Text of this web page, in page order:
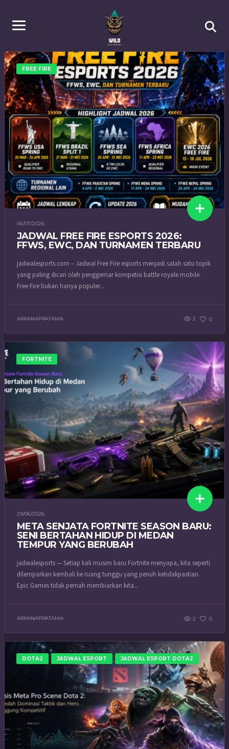
FREE FIRE
06/07/2026
JADWAL FREE FIRE ESPORTS 2026:
FFWS, EWC, DAN TURNAMEN TERBARU
jadwalesports.com – Jadwal Free Fire esports menjadi salah satu topik
yang paling dicari oleh penggemar kompetisi battle royale mobile.
Free Fire bukan hanya populer...
ARKANAPRATAMA 2 0
FORTNITE
29/06/2026
META SENJATA FORTNITE SEASON BARU:
SENI BERTAHAN HIDUP DI MEDAN
TEMPUR YANG BERUBAH
jadwalesports — Setiap kali musim baru Fortnite menyapa, kita seperti
dilemparkan kembali ke ruang tunggu yang penuh ketidakpastian.
Epic Games tidak pernah membiarkan kita...
ARKANAPRATAMA 2 0
DOTA2 JADWAL ESPORT JADWAL ESPORT DOTA2